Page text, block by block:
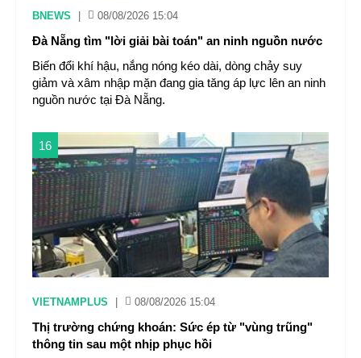
BNEWS 08/08/2026 15:04
Đà Nẵng tìm "lời giải bài toán" an ninh nguồn nước
Biến đổi khí hậu, nắng nóng kéo dài, dòng chảy suy
giảm và xâm nhập mặn đang gia tăng áp lực lên an ninh
nguồn nước tại Đà Nẵng.
16
VIETNAMPLUS 08/08/2026 15:04
Thị trường chứng khoán: Sức ép từ "vùng trũng"
thông tin sau một nhịp phục hồi